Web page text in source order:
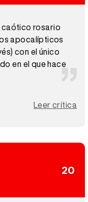
caótico rosario
apocalípticos
con el único
en el que hace
Leer crítica
20